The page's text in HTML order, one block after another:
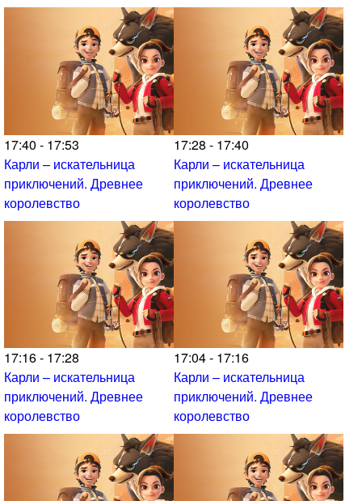
17:40 - 17:53
Карли – искательница
приключений. Древнее
королевство
17:28 - 17:40
Карли – искательница
приключений. Древнее
королевство
17:16 - 17:28
Карли – искательница
приключений. Древнее
королевство
17:04 - 17:16
Карли – искательница
приключений. Древнее
королевство